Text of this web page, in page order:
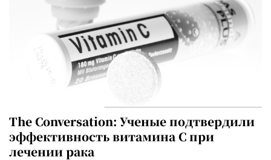
The Conversation: Ученые подтвердили
эффективность витамина C при
лечении рака